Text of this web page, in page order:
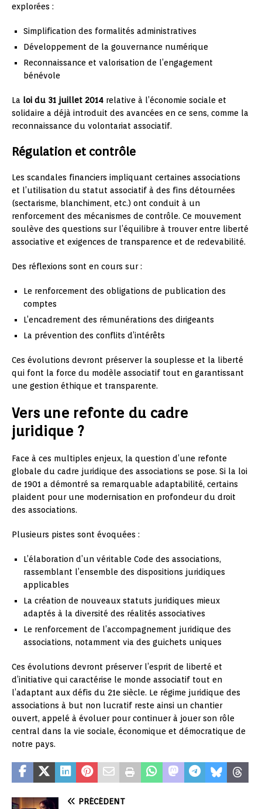
explorées :
Simplification des formalités administratives
Développement de la gouvernance numérique
Reconnaissance et valorisation de l’engagement
bénévole
La loi du 31 juillet 2014 relative à l’économie sociale et
solidaire a déjà introduit des avancées en ce sens, comme la
reconnaissance du volontariat associatif.
Régulation et contrôle
Les scandales financiers impliquant certaines associations
et l’utilisation du statut associatif à des fins détournées
(sectarisme, blanchiment, etc.) ont conduit à un
renforcement des mécanismes de contrôle. Ce mouvement
soulève des questions sur l’équilibre à trouver entre liberté
associative et exigences de transparence et de redevabilité.
Des réflexions sont en cours sur :
Le renforcement des obligations de publication des
comptes
L’encadrement des rémunérations des dirigeants
La prévention des conflits d’intérêts
Ces évolutions devront préserver la souplesse et la liberté
qui font la force du modèle associatif tout en garantissant
une gestion éthique et transparente.
Vers une refonte du cadre
juridique ?
Face à ces multiples enjeux, la question d’une refonte
globale du cadre juridique des associations se pose. Si la loi
de 1901 a démontré sa remarquable adaptabilité, certains
plaident pour une modernisation en profondeur du droit
des associations.
Plusieurs pistes sont évoquées :
L’élaboration d’un véritable Code des associations,
rassemblant l’ensemble des dispositions juridiques
applicables
La création de nouveaux statuts juridiques mieux
adaptés à la diversité des réalités associatives
Le renforcement de l’accompagnement juridique des
associations, notamment via des guichets uniques
Ces évolutions devront préserver l’esprit de liberté et
d’initiative qui caractérise le monde associatif tout en
l’adaptant aux défis du 21e siècle. Le régime juridique des
associations à but non lucratif reste ainsi un chantier
ouvert, appelé à évoluer pour continuer à jouer son rôle
central dans la vie sociale, économique et démocratique de
notre pays.
PRÉCÉDENT